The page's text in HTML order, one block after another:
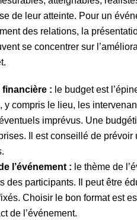
de leur atteinte. Pour un
des relations, la
se concentrer sur
: le budget est
compris le lieu, les
imprévus. Une
Il est conseillé de
l’événement : le thème de
des participants. Il peut être
Choisir le bon format est
de l’événement.